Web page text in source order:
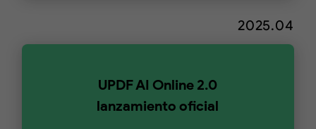
2025.04
UPDF AI Online 2.0
lanzamiento oficial